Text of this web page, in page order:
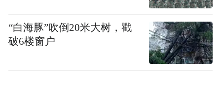
“白海豚”吹倒20米大树，戳
破6楼窗户